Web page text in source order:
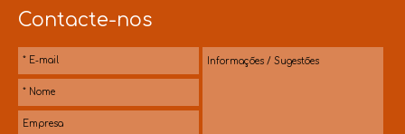
Contacte-nos